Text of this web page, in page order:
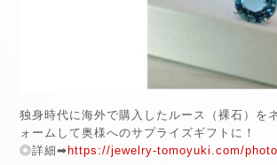
独身時代に海外で購入したルース（裸石）を
ォームして奥様へのサプライズギフトに！
◎詳細➡https://jewelry-tomoyuki.com/